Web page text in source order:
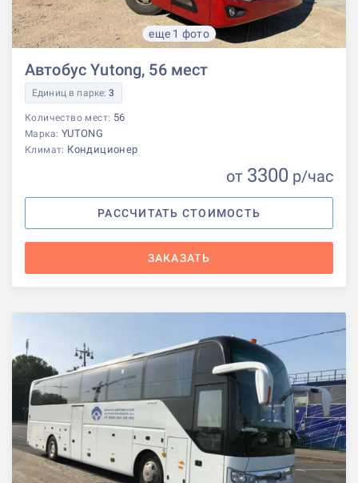
еще 1 фото
Автобус Yutong, 56 мест
Единиц в парке:3
Количество мест: 56
Марка: YUTONG
Климат: Кондиционер
от 3300 р/час
РАССЧИТАТЬ СТОИМОСТЬ
ЗАКАЗАТЬ